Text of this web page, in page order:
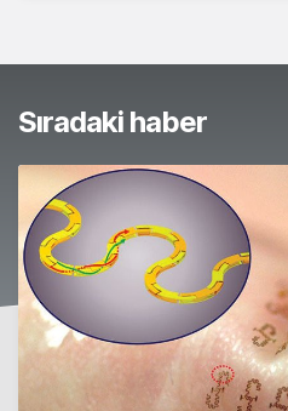
Sıradaki haber